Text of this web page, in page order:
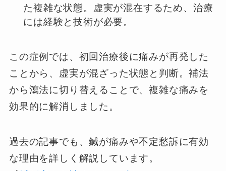
た複雑な状態。虚実が混在するため、治療
には経験と技術が必要。
この症例では、初回治療後に痛みが再発した
ことから、虚実が混ざった状態と判断。補法
から瀉法に切り替えることで、複雑な痛みを
効果的に解消しました。
過去の記事でも、鍼が痛みや不定愁訴に有効
な理由を詳しく解説しています。